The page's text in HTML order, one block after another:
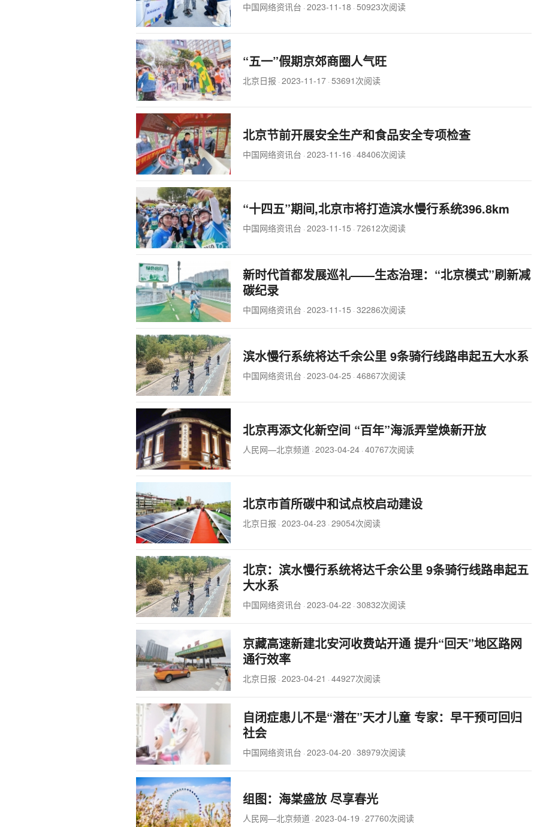
中国网络资讯台 · 2023-11-18 · 50923次阅读
“五一”假期京郊商圈人气旺
北京日报 · 2023-11-17 · 53691次阅读
北京节前开展安全生产和食品安全专项检查
中国网络资讯台 · 2023-11-16 · 48406次阅读
“十四五”期间,北京市将打造滨水慢行系统396.8km
中国网络资讯台 · 2023-11-15 · 72612次阅读
新时代首都发展巡礼——生态治理：“北京模式”刷新减
碳纪录
中国网络资讯台 · 2023-11-15 · 32286次阅读
滨水慢行系统将达千余公里 9条骑行线路串起五大水系
中国网络资讯台 · 2023-04-25 · 46867次阅读
北京再添文化新空间 “百年”海派弄堂焕新开放
人民网—北京频道 · 2023-04-24 · 40767次阅读
北京市首所碳中和试点校启动建设
北京日报 · 2023-04-23 · 29054次阅读
北京：滨水慢行系统将达千余公里 9条骑行线路串起五
大水系
中国网络资讯台 · 2023-04-22 · 30832次阅读
京藏高速新建北安河收费站开通 提升“回天”地区路网
通行效率
北京日报 · 2023-04-21 · 44927次阅读
自闭症患儿不是“潜在”天才儿童 专家：早干预可回归
社会
中国网络资讯台 · 2023-04-20 · 38979次阅读
组图：海棠盛放 尽享春光
人民网—北京频道 · 2023-04-19 · 27760次阅读